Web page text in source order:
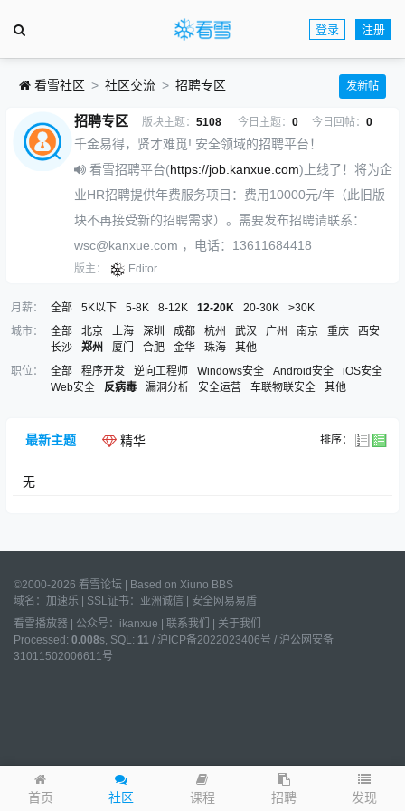
登录 注册
首页 社区 课程 招聘 发现
看雪社区 社区交流 招聘专区 发新帖
招聘专区 版块主题： 5108 今日主题： 0 今日回帖： 0
千金易得，贤才难觅! 安全领域的招聘平台！
看雪招聘平台(https://job.kanxue.com)上线了！将为企
业HR招聘提供年费服务项目：费用10000元/年（此旧版
块不再接受新的招聘需求）。需要发布招聘请联系：
wsc@kanxue.com ，电话：13611684418
版主： Editor
月薪： 全部 5K以下 5-8K 8-12K 12-20K 20-30K
>30K
城市：
全部 北京 上海 深圳 成都 杭州 武汉 广州 南京 重庆
西安
长沙
郑州 厦门 合肥 金华 珠海
其他
职位：
全部 程序开发 逆向工程师 Windows安全 Android安全
iOS安全
Web安全
反病毒 漏洞分析 安全运营 车联物联安全 其他
最新主题 精华 排序：
无
©2000-2026 看雪论坛 | Based on Xiuno BBS
域名： 加速乐 | SSL证书： 亚洲诚信 | 安全网易易盾
看雪播放器 | 公众号：ikanxue | 联系我们 | 关于我们
Processed: 0.008s, SQL: 11 / 沪ICP备2022023406号 / 沪公网安备
31011502006611号